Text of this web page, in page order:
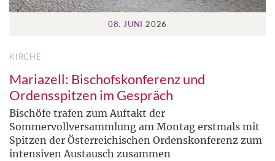
08. JUNI 2026
KIRCHE
Mariazell: Bischofskonferenz und
Ordensspitzen im Gespräch
Bischöfe trafen zum Auftakt der
Sommervollversammlung am Montag erstmals mit
Spitzen der Österreichischen Ordenskonferenz zum
intensiven Austausch zusammen